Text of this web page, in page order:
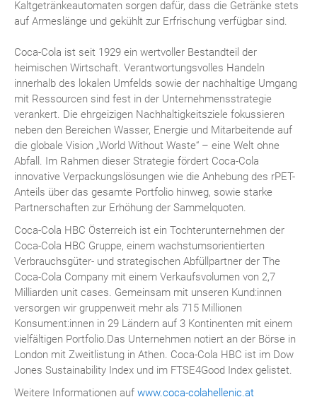
Kaltgetränkeautomaten sorgen dafür, dass die Getränke stets
auf Armeslänge und gekühlt zur Erfrischung verfügbar sind.
Coca-Cola ist seit 1929 ein wertvoller Bestandteil der
heimischen Wirtschaft. Verantwortungsvolles Handeln
innerhalb des lokalen Umfelds sowie der nachhaltige Umgang
mit Ressourcen sind fest in der Unternehmensstrategie
verankert. Die ehrgeizigen Nachhaltigkeitsziele fokussieren
neben den Bereichen Wasser, Energie und Mitarbeitende auf
die globale Vision „World Without Waste“ – eine Welt ohne
Abfall. Im Rahmen dieser Strategie fördert Coca-Cola
innovative Verpackungslösungen wie die Anhebung des rPET-
Anteils über das gesamte Portfolio hinweg, sowie starke
Partnerschaften zur Erhöhung der Sammelquoten.
Coca-Cola HBC Österreich ist ein Tochterunternehmen der
Coca-Cola HBC Gruppe, einem wachstumsorientierten
Verbrauchsgüter- und strategischen Abfüllpartner der The
Coca-Cola Company mit einem Verkaufsvolumen von 2,7
Milliarden unit cases. Gemeinsam mit unseren Kund:innen
versorgen wir gruppenweit mehr als 715 Millionen
Konsument:innen in 29 Ländern auf 3 Kontinenten mit einem
vielfältigen Portfolio.Das Unternehmen notiert an der Börse in
London mit Zweitlistung in Athen. Coca-Cola HBC ist im Dow
Jones Sustainability Index und im FTSE4Good Index gelistet.
Weitere Informationen auf www.coca-colahellenic.at